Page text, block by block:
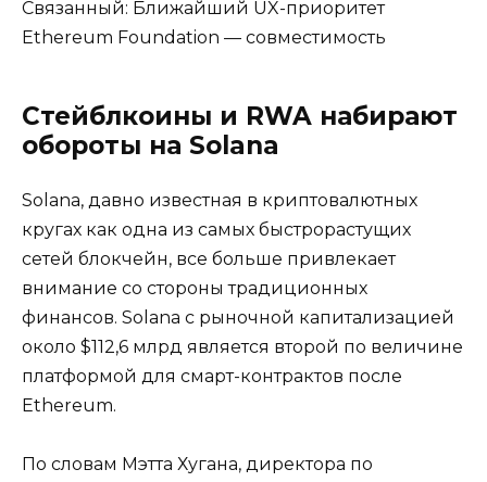
Связанный: Ближайший UX-приоритет
Ethereum Foundation — совместимость
Стейблкоины и RWA набирают
обороты на Solana
Solana, давно известная в криптовалютных
кругах как одна из самых быстрорастущих
сетей блокчейн, все больше привлекает
внимание со стороны традиционных
финансов. Solana с рыночной капитализацией
около $112,6 млрд является второй по величине
платформой для смарт-контрактов после
Ethereum.
По словам Мэтта Хугана, директора по